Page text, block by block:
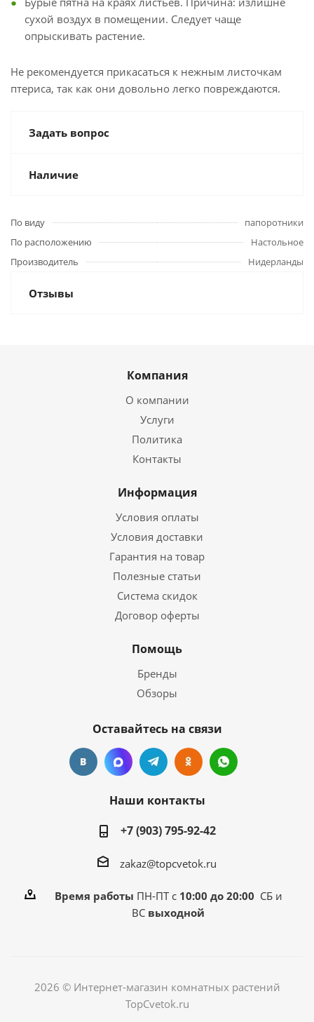
сухой воздух в помещении. Следует чаще
опрыскивать растение.
Не рекомендуется прикасаться к нежным листочкам
птериса, так как они довольно легко повреждаются.
Задать вопрос
Наличие
По виду
папоротники
По расположению
Настольное
Производитель
Нидерланды
Отзывы
Компания
О компании
Услуги
Политика
Контакты
Информация
Условия оплаты
Условия доставки
Гарантия на товар
Полезные статьи
Система скидок
Договор оферты
Помощь
Бренды
Обзоры
Оставайтесь на связи
Наши контакты
+7 (903) 795-92-42
zakaz@topcvetok.ru
Время работы ПН-ПТ с 10:00 до 20:00 СБ и
ВС выходной
2026 © Интернет-магазин комнатных растений
TopCvetok.ru